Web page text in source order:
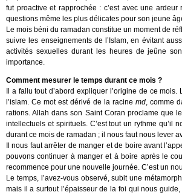
fut proactive et rapprochée : c’est avec une
questions même les plus délicates pour son jeune
Le mois béni du ramadan constitue un moment de
suivre les enseignements de l’Islam, en évitant
activités sexuelles durant les heures de jeûne
importance.
Comment mesurer le temps durant ce mois ?
Il a fallu tout d’abord expliquer l’origine de ce mois.
l’islam. Ce mot est dérivé de la racine md, comme
rations. Allah dans son Saint Coran proclame que
intellectuels et spirituels. C’est tout un rythme qu’il
durant ce mois de ramadan ; il nous faut nous lever
Il nous faut arrêter de manger et de boire avant
pouvons continuer à manger et à boire après le
recommence pour une nouvelle journée. C’est un
Le temps, l’avez-vous observé, subit une
mais il a surtout l’épaisseur de la foi qui nous